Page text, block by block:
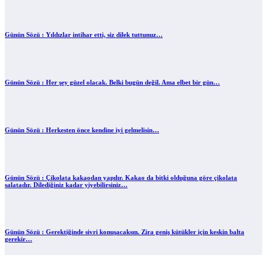
Günün Sözü : Yıldızlar intihar etti, siz dilek tuttunuz…
Günün Sözü : Her şey güzel olacak. Belki bugün değil. Ama elbet bir gün…
Günün Sözü : Herkesten önce kendine iyi gelmelisin…
Günün Sözü : Çikolata kakaodan yapılır. Kakao da bitki olduğuna göre çikolata
salatadır. Dilediğiniz kadar yiyebilirsiniz…
Günün Sözü : Gerektiğinde sivri konuşacaksın. Zira geniş kütükler için keskin balta
gerekir…